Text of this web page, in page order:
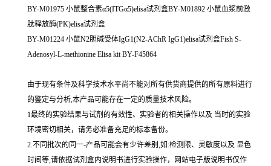
BY-M01975 小鼠整合素α5(ITGα5)elisa试剂盒BY-M01892 小鼠血浆前激
肽释放酶(PK)elisa试剂盒
BY-M01224 小鼠N2胆碱受体IgG1(N2-AChR IgG1)elisa试剂盒Fish S-
Adenosyl-L-methionine Elisa kit BY-F45864
由于现有条件及科学技术水平尚不能对所有供货商提供的所有原料进行
的鉴定与分析,本产品可能存在一定的质量技术风险。
1最终的实验结果与试剂的有效性、实验者的相关操作以及 当时的实验
环境密切相关，请务必准备充足的标本备份。
2.不同批次的同一-产品可能会有少许差别,如:检测限、灵敏度以及 显色
时间等,请依据试剂盒内说明书进行实验操作，网站电子版说明书仅作